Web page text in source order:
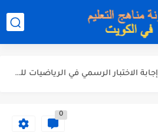
نموذج إجابة الاختبار الرسمي في التربية الاسلامية للصف العاشر الفترة...
نموذج إجابة الاختبار الرسمي في الرياضيات للصف العاشر الفترة الثانية...
مذكرة شاملة في القران الكريم للصف الثاني عشر الفصل الثاني...
0